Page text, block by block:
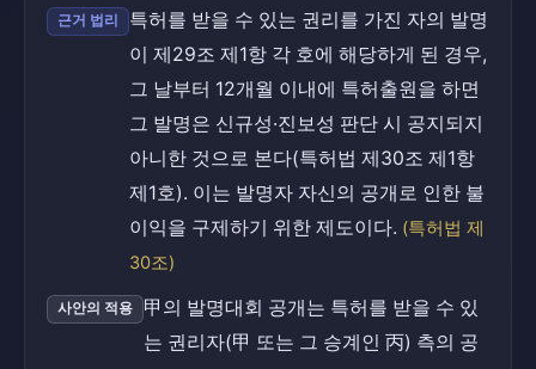
근거 법리
특허를 받을 수 있는 권리를 가진 자의 발명
이 제29조 제1항 각 호에 해당하게 된 경우,
그 날부터 12개월 이내에 특허출원을 하면
그 발명은 신규성·진보성 판단 시 공지되지
아니한 것으로 본다(특허법 제30조 제1항
제1호). 이는 발명자 자신의 공개로 인한 불
이익을 구제하기 위한 제도이다. (특허법 제
30조)
사안의 적용
甲의 발명대회 공개는 특허를 받을 수 있
는 권리자(甲 또는 그 승계인 丙) 측의 공